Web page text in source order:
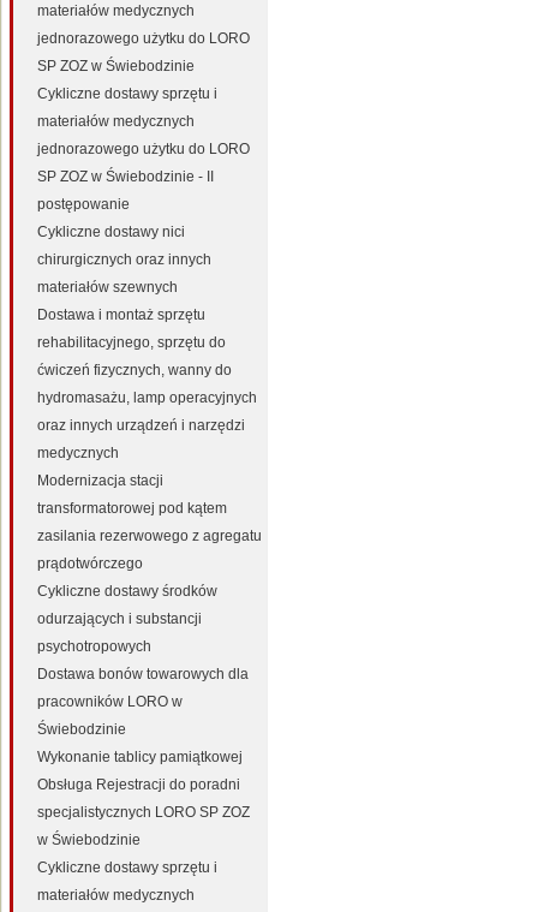
materiałów medycznych
jednorazowego użytku do LORO
SP ZOZ w Świebodzinie
Cykliczne dostawy sprzętu i
materiałów medycznych
jednorazowego użytku do LORO
SP ZOZ w Świebodzinie - II
postępowanie
Cykliczne dostawy nici
chirurgicznych oraz innych
materiałów szewnych
Dostawa i montaż sprzętu
rehabilitacyjnego, sprzętu do
ćwiczeń fizycznych, wanny do
hydromasażu, lamp operacyjnych
oraz innych urządzeń i narzędzi
medycznych
Modernizacja stacji
transformatorowej pod kątem
zasilania rezerwowego z agregatu
prądotwórczego
Cykliczne dostawy środków
odurzających i substancji
psychotropowych
Dostawa bonów towarowych dla
pracowników LORO w
Świebodzinie
Wykonanie tablicy pamiątkowej
Obsługa Rejestracji do poradni
specjalistycznych LORO SP ZOZ
w Świebodzinie
Cykliczne dostawy sprzętu i
materiałów medycznych